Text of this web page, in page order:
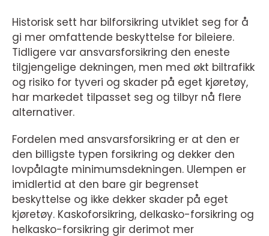
Historisk sett har bilforsikring utviklet seg for å
gi mer omfattende beskyttelse for bileiere.
Tidligere var ansvarsforsikring den eneste
tilgjengelige dekningen, men med økt biltrafikk
og risiko for tyveri og skader på eget kjøretøy,
har markedet tilpasset seg og tilbyr nå flere
alternativer.
Fordelen med ansvarsforsikring er at den er
den billigste typen forsikring og dekker den
lovpålagte minimumsdekningen. Ulempen er
imidlertid at den bare gir begrenset
beskyttelse og ikke dekker skader på eget
kjøretøy. Kaskoforsikring, delkasko-forsikring og
helkasko-forsikring gir derimot mer